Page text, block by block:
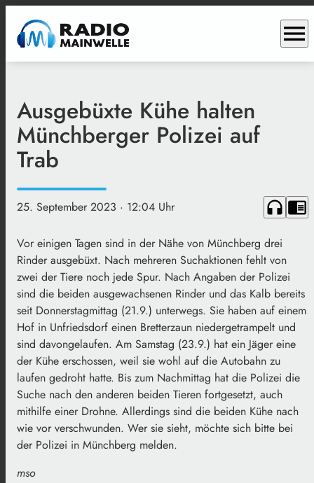
menu
Ausgebüxte Kühe halten
Münchberger Polizei auf
Trab
25. September 2023 · 12:04 Uhr headphones chrome_reader_mode
Vor einigen Tagen sind in der Nähe von Münchberg drei
Rinder ausgebüxt. Nach mehreren Suchaktionen fehlt von
zwei der Tiere noch jede Spur. Nach Angaben der Polizei
sind die beiden ausgewachsenen Rinder und das Kalb bereits
seit Donnerstagmittag (21.9.) unterwegs. Sie haben auf einem
Hof in Unfriedsdorf einen Bretterzaun niedergetrampelt und
sind davongelaufen. Am Samstag (23.9.) hat ein Jäger eine
der Kühe erschossen, weil sie wohl auf die Autobahn zu
laufen gedroht hatte. Bis zum Nachmittag hat die Polizei die
Suche nach den anderen beiden Tieren fortgesetzt, auch
mithilfe einer Drohne. Allerdings sind die beiden Kühe nach
wie vor verschwunden. Wer sie sieht, möchte sich bitte bei
der Polizei in Münchberg melden.
mso